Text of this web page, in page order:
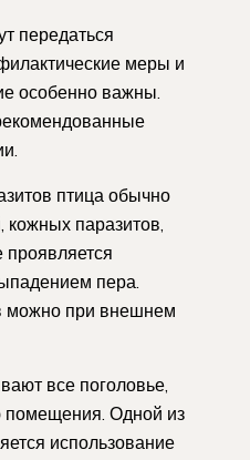
передаться
меры и
особенно важны.
птица обычно
кожных паразитов,
пера.
можно при внешнем
все поголовье,
помещения. Одной из
использование